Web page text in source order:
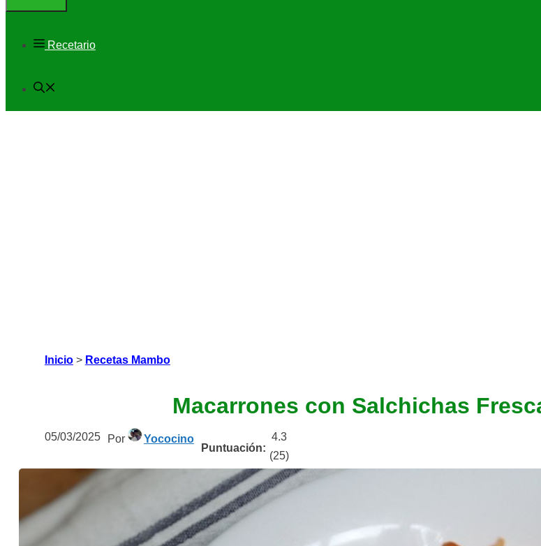
Recetario
Inicio> Recetas Mambo
Macarrones con Salchichas
05/03/2025 Por Yococino
Puntuación:
4.3
(25)